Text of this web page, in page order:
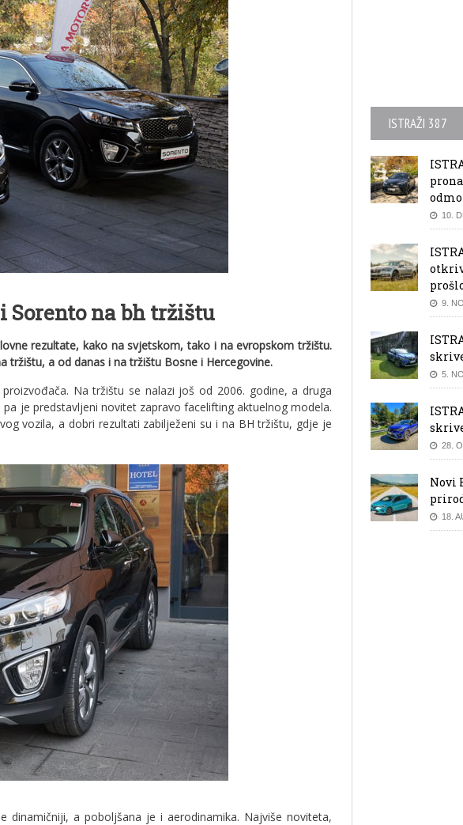
na bh tržištu
rezultate, kako na svjetskom, tako i na evropskom tržištu.
tržištu, a od danas i na tržištu Bosne i Hercegovine.
Na tržištu se nalazi još od 2006. godine, a druga
je predstavljeni novitet zapravo facelifting aktuelnog modela.
vozila, a dobri rezultati zabilježeni su i na BH tržištu, gdje je
dinamičniji, a poboljšana je i aerodinamika. Najviše noviteta,
ISTRAŽI 387
10.
9.
5.
28.
Novi
18.